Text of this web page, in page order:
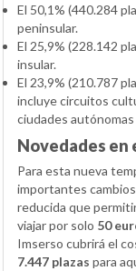
El 50,1% (440.284
peninsular.
El 25,9% (228.142
insular.
El 23,9% (210.787
incluye circuitos
ciudades
Novedades en
Para esta nueva
importantes
reducida que
viajar por solo 50
Imserso cubrirá el
7.447 plazas para